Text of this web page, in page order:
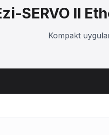
SERVO II
Kompakt